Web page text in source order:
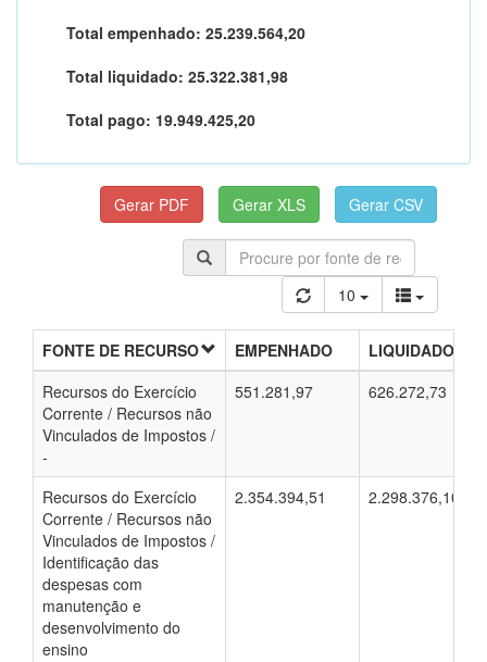
Total empenhado: 25.239.564,20
Total liquidado: 25.322.381,98
Total pago: 19.949.425,20
10
FONTE DE RECURSO EMPENHADO
LIQUIDADO
Recursos do Exercício
Corrente / Recursos não
Vinculados de Impostos /
-
551.281,97 626.272,73
Recursos do Exercício
Corrente / Recursos não
Vinculados de Impostos /
Identificação das
despesas com
manutenção e
desenvolvimento do
ensino
2.354.394,51 2.298.376,10